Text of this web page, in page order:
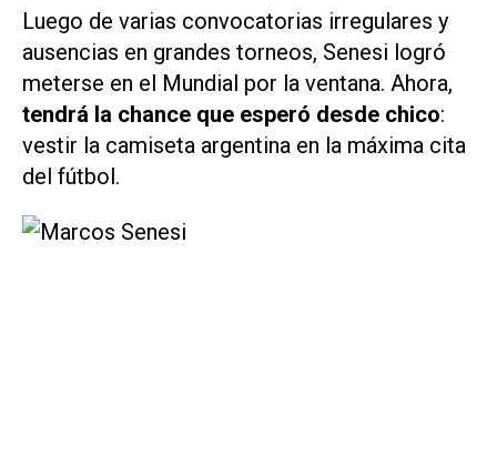
Luego de varias convocatorias irregulares y
ausencias en grandes torneos, Senesi logró
meterse en el Mundial por la ventana. Ahora,
tendrá la chance que esperó desde chico:
vestir la camiseta argentina en la máxima cita
del fútbol.